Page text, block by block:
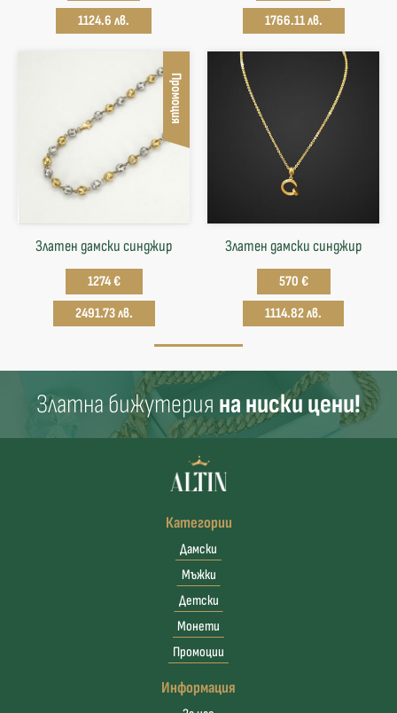
1124.6 лв.
1766.11 лв.
Промоция
Златен дамски синджир
1274 €
2491.73 лв.
Златен дамски синджир
570 €
1114.82 лв.
Златна бижутерия на ниски цени!
Категории
Дамски
Мъжки
Детски
Монети
Промоции
Информация